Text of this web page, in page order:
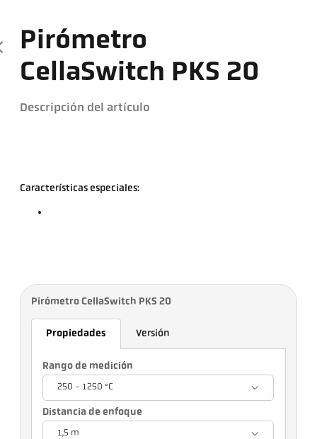
Pirómetro
CellaSwitch PKS 20
Descripción del artículo
Características especiales:
Pirómetro CellaSwitch PKS 20
Propiedades Versión
Rango de medición
250 - 1250 °C
Distancia de enfoque
1,5 m